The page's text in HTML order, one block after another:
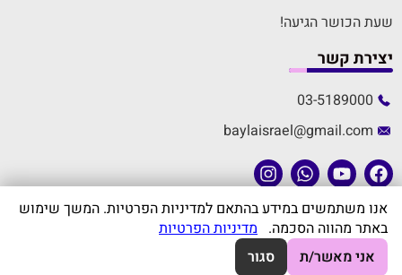
שעת הכושר הגיעה!
יצירת קשר
03-5189000
baylaisrael@gmail.com
אנו משתמשים במידע בהתאם למדיניות הפרטיות. המשך שימוש
באתר מהווה הסכמה. מדיניות הפרטיות
אני מאשר/ת
סגור